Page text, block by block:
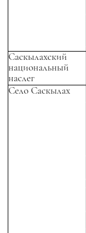
Саскылахский
национальный
наслег
Село Саскылах